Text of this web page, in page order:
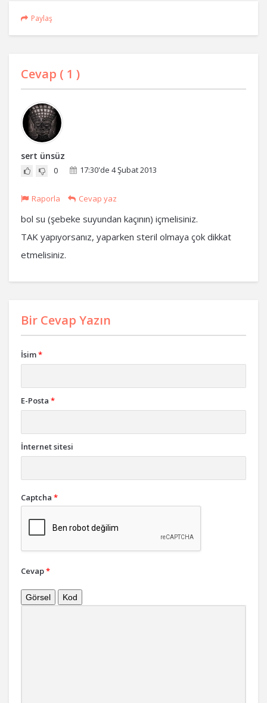
Paylaş
Cevap ( 1 )
sert ünsüz
0 17:30'de 4 Şubat 2013
Raporla Cevap yaz
bol su (şebeke suyundan kaçının) içmelisiniz.
TAK yapıyorsanız, yaparken steril olmaya çok dikkat
etmelisiniz.
Bir Cevap Yazın
İsim*
E-Posta *
İnternet sitesi
Captcha *
Cevap*
Görsel Kod